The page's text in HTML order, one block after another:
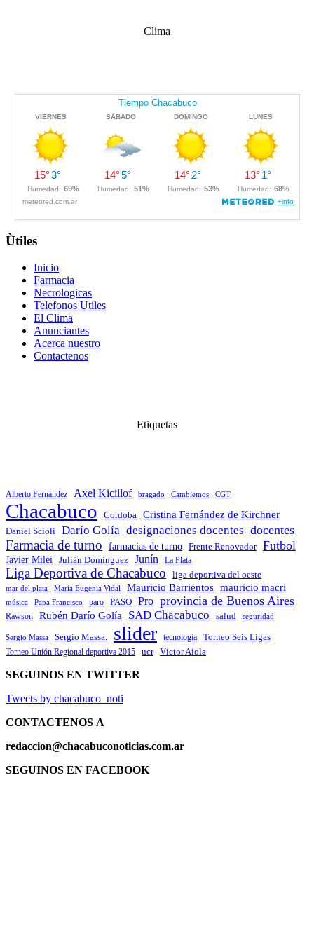
Clima
Ùtiles
Inicio
Farmacia
Necrologicas
Telefonos Utiles
El Clima
Anunciantes
Acerca nuestro
Contactenos
Etiquetas
Alberto Fernández Axel Kicillof bragado Cambiemos CGT
Chacabuco Cordoba Cristina Fernández de Kirchner
Daniel Scioli Darío Golía designaciones docentes docentes
Farmacia de turno farmacias de turno Frente Renovador Futbol
Javier Milei Julián Domínguez Junín La Plata
Liga Deportiva de Chacabuco liga deportiva del oeste
mar del plata María Eugenia Vidal Mauricio Barrientos mauricio macri
música Papa Francisco paro PASO Pro provincia de Buenos Aires
Rawson Rubén Darío Golía SAD Chacabuco salud seguridad
Sergio Massa Sergio Massa. slider tecnología Torneo Seis Ligas
Torneo Unión Regional deportiva 2015 ucr Víctor Aiola
SEGUINOS EN TWITTER
Tweets by chacabuco_noti
CONTACTENOS A
redaccion@chacabuconoticias.com.ar
SEGUINOS EN FACEBOOK